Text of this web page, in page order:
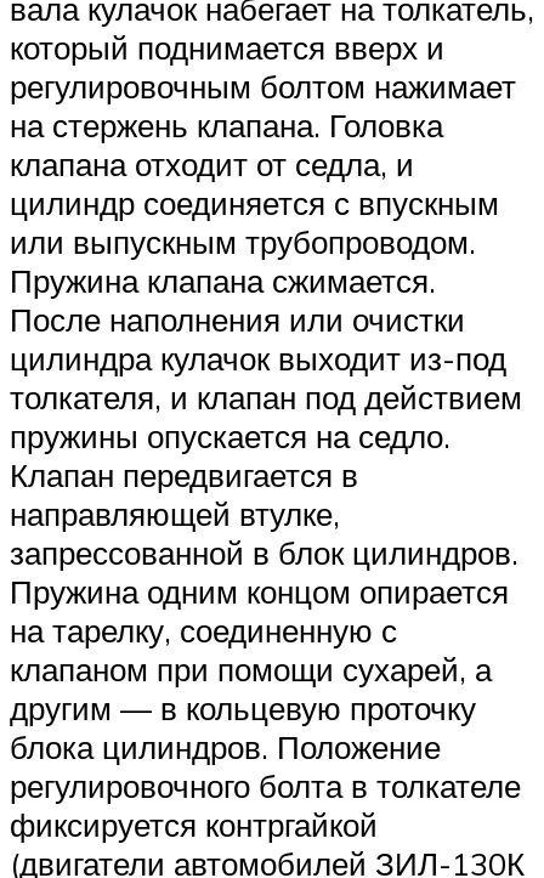
вала кулачок набегает на толкатель,
который поднимается вверх и
регулировочным болтом нажимает
на стержень клапана. Головка
клапана отходит от седла, и
цилиндр соединяется с впускным
или выпускным трубопроводом.
Пружина клапана сжимается.
После наполнения или очистки
цилиндра кулачок выходит из-под
толкателя, и клапан под действием
пружины опускается на седло.
Клапан передвигается в
направляющей втулке,
запрессованной в блок цилиндров.
Пружина одним концом опирается
на тарелку, соединенную с
клапаном при помощи сухарей, а
другим — в кольцевую проточку
блока цилиндров. Положение
регулировочного болта в толкателе
фиксируется контргайкой
(двигатели автомобилей ЗИЛ-130К